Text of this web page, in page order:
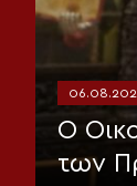
Ο
των